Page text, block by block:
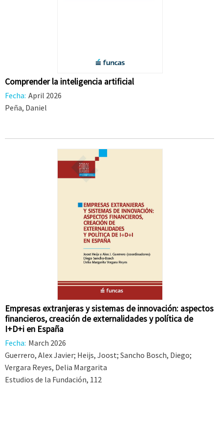
Comprender la inteligencia artificial
Fecha: April 2026
Peña, Daniel
Empresas extranjeras y sistemas de innovación: aspectos
financieros, creación de externalidades y política de
I+D+i en España
Fecha: March 2026
Guerrero, Alex Javier; Heijs, Joost; Sancho Bosch, Diego;
Vergara Reyes, Delia Margarita
Estudios de la Fundación, 112